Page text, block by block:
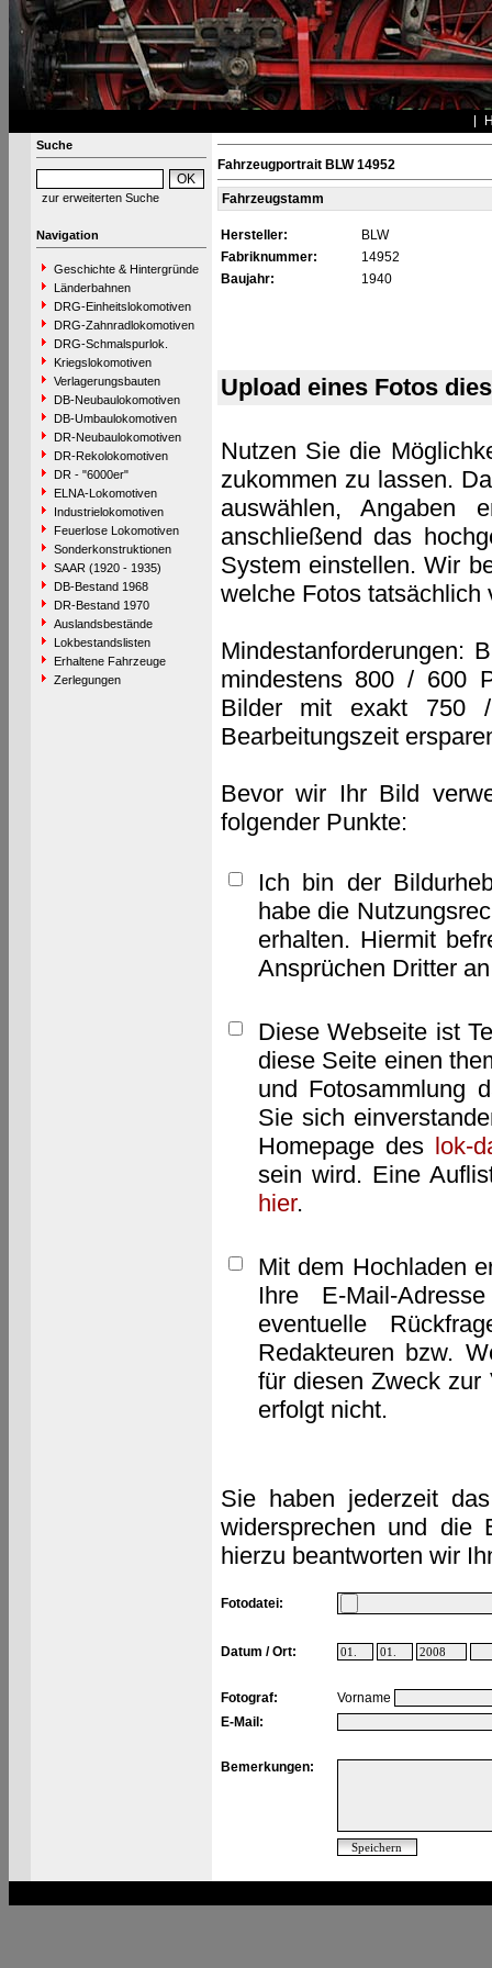
Suche
zur erweiterten Suche
Navigation
Geschichte & Hintergründe
Länderbahnen
DRG-Einheitslokomotiven
DRG-Zahnradlokomotiven
DRG-Schmalspurlok.
Kriegslokomotiven
Verlagerungsbauten
DB-Neubaulokomotiven
DB-Umbaulokomotiven
DR-Neubaulokomotiven
DR-Rekolokomotiven
DR - "6000er"
ELNA-Lokomotiven
Industrielokomotiven
Feuerlose Lokomotiven
Sonderkonstruktionen
SAAR (1920 - 1935)
DB-Bestand 1968
DR-Bestand 1970
Auslandsbestände
Lokbestandslisten
Erhaltene Fahrzeuge
Zerlegungen
Fahrzeugportrait BLW 14952
Fahrzeugstamm
Hersteller:
BLW
Fabriknummer:
14952
Baujahr:
1940
Upload eines Fotos
Nutzen Sie die
zukommen zu lassen.
auswählen, Angaben
anschließend das
System einstellen. Wir
welche Fotos tatsächlich
Mindestanforderungen:
mindestens 800 / 600
Bilder mit exakt 750
Bearbeitungszeit
Bevor wir Ihr Bild
folgender Punkte:
Ich bin der
habe die
erhalten. Hiermit
Ansprüchen Dritter
Diese Webseite ist
diese Seite einen
und Fotosammlung
Sie sich
Homepage des lok-
sein wird. Eine
hier.
Mit dem Hochladen
Ihre E-Mail-
eventuelle
Redakteuren bzw.
für diesen Zweck zur
erfolgt nicht.
Sie haben jederzeit
widersprechen und die
hierzu beantworten wir
Fotodatei:
Datum / Ort:
Fotograf:
Vorname
E-Mail:
Bemerkungen: